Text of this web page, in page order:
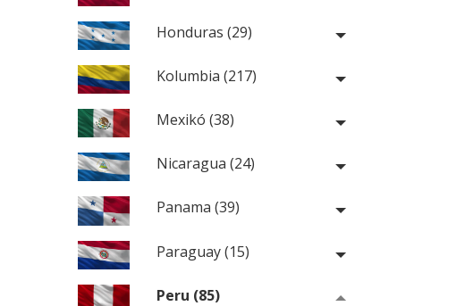
Honduras (29)
Kolumbia (217)
Mexikó (38)
Nicaragua (24)
Panama (39)
Paraguay (15)
Peru (85)